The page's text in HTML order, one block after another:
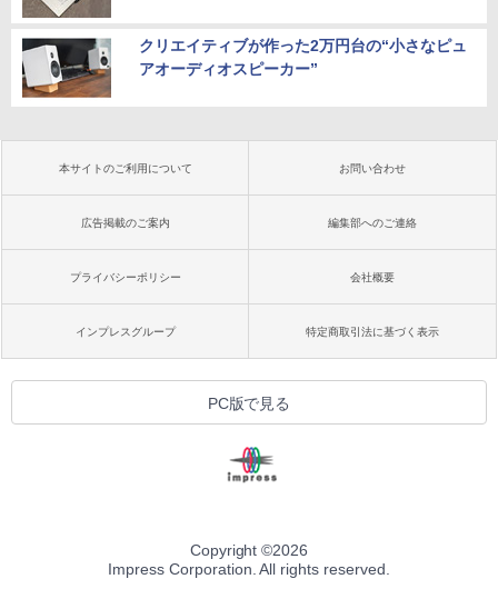
クリエイティブが作った2万円台の“小さなピュ
アオーディオスピーカー”
本サイトのご利用について お問い合わせ
広告掲載のご案内 編集部へのご連絡
プライバシーポリシー 会社概要
インプレスグループ 特定商取引法に基づく表示
PC版で見る
Copyright ©2026
Impress Corporation. All rights reserved.